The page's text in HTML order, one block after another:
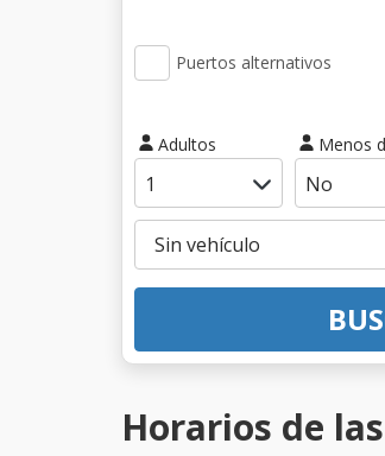
Puertos alternativos
Adultos Menos
Horarios de